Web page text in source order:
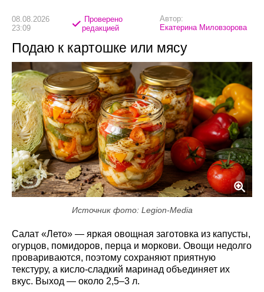
08.08.2026
23:09
Проверено
редакцией
Автор:
Екатерина Миловзорова
Подаю к картошке или мясу
Источник фото: Legion-Media
Салат «Лето» — яркая овощная заготовка из капусты,
огурцов, помидоров, перца и моркови. Овощи недолго
провариваются, поэтому сохраняют приятную
текстуру, а кисло-сладкий маринад объединяет их
вкус. Выход — около 2,5–3 л.